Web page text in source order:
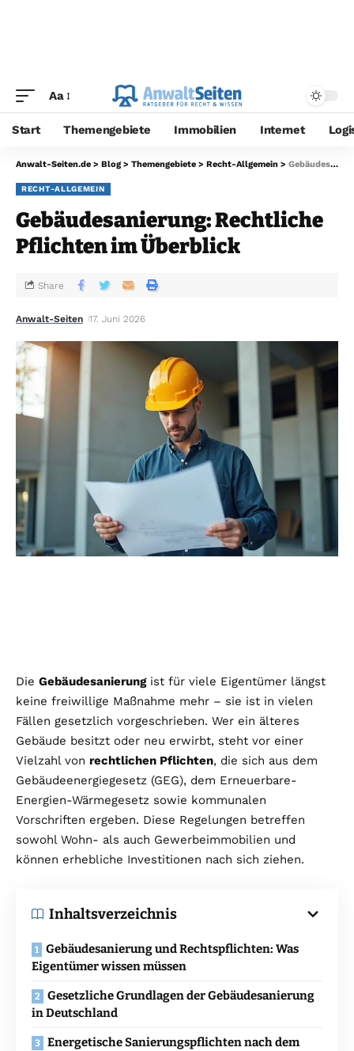
Aa
Start Themengebiete Immobilien Internet
Anwalt-Seiten.de > Blog > Themengebiete > Recht-Allgemein > Gebäudesanierung: Rechtliche Pflichten im Überblick
RECHT-ALLGEMEIN
Gebäudesanierung: Rechtliche
Pflichten im Überblick
Anwalt-Seiten 17. Juni 2026
Share
Die Gebäudesanierungist für viele Eigentümer längst
keine freiwillige Maßnahme mehr – sie ist in vielen
Fällen gesetzlich vorgeschrieben. Wer ein älteres
Gebäude besitzt oder neu erwirbt, steht vor einer
Vielzahl von rechtlichen Pflichten, die sich aus dem
Gebäudeenergiegesetz (GEG), dem Erneuerbare-
Energien-Wärmegesetz sowie kommunalen
Vorschriften ergeben. Diese Regelungen betreffen
sowohl Wohn- als auch Gewerbeimmobilien und
können erhebliche Investitionen nach sich ziehen.
Inhaltsverzeichnis
Gebäudesanierung und Rechtspflichten: Was
Eigentümer wissen müssen
Gesetzliche Grundlagen der Gebäudesanierung
in Deutschland
Energetische Sanierungspflichten nach dem